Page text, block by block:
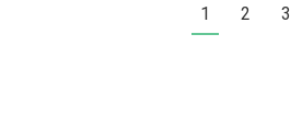
1 2 3